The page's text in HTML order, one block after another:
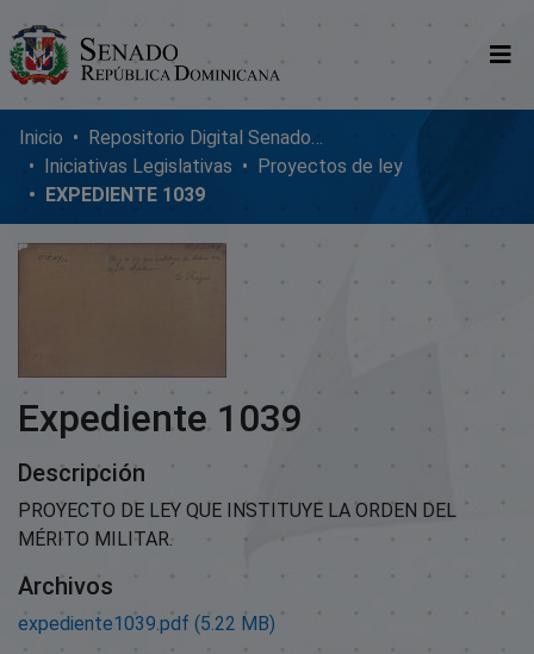
Comunidades
Glosario
Nosotros
Inicio
Repositorio Digital SenadoRD
Iniciativas Legislativas
Proyectos de ley
EXPEDIENTE 1039
Expediente 1039
Descripción
PROYECTO DE LEY QUE INSTITUYE LA ORDEN DEL
MÉRITO MILITAR.
Archivos
expediente1039.pdf (5.22 MB)